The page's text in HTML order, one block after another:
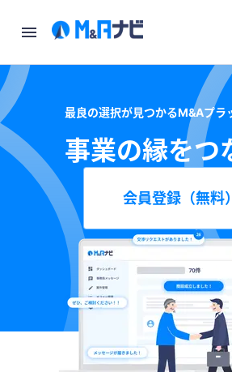
最良の選択が見つかるM&Aプラ
事業の縁をつ
会員登録（無料）